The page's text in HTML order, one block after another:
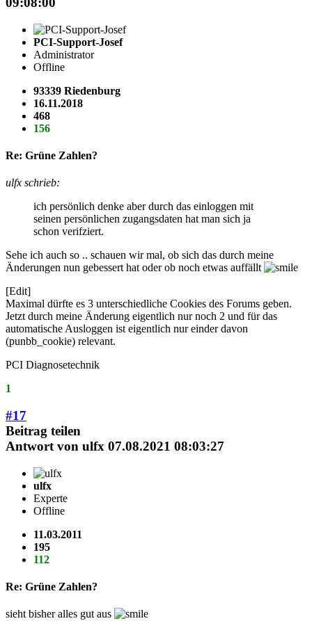
PCI-Support-Josef
Administrator
Offline
93339 Riedenburg
16.11.2018
468
156
Re: Grüne Zahlen?
ulfx schrieb:
ich persönlich denke aber durch das einloggen mit
seinen persönlichen zugangsdaten hat man sich ja
schon verifziert.
Sehe ich auch so .. schauen wir mal, ob sich das durch meine
Änderungen nun gebessert hat oder ob noch etwas auffällt
[Edit]
Maximal dürfte es 3 unterschiedliche Cookies des Forums geben.
Jetzt durch meine Änderung eigentlich nur noch 2 und für das
automatische Ausloggen ist eigentlich nur einder davon
(punbb_cookie) relevant.
PCI Diagnosetechnik
1
#17
Beitrag teilen
Antwort von ulfx 07.08.2021 08:03:27
ulfx
Experte
Offline
11.03.2011
195
112
Re: Grüne Zahlen?
sieht bisher alles gut aus